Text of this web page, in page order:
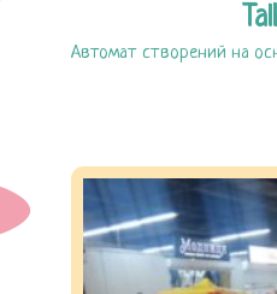
Автомат створений на